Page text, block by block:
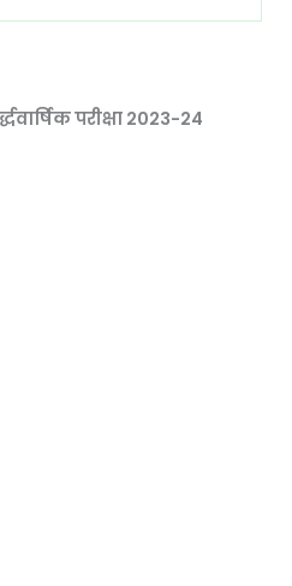
परीक्षा 2023-24